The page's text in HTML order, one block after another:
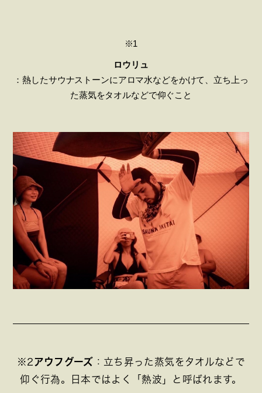
※1
ロウリュ
：熱したサウナストーンにアロマ水などをかけて、立ち上っ
た蒸気をタオルなどで仰ぐこと
※2アウフグーズ ：立ち昇った蒸気をタオルなどで
仰ぐ行為。日本ではよく「熱波」と呼ばれます。